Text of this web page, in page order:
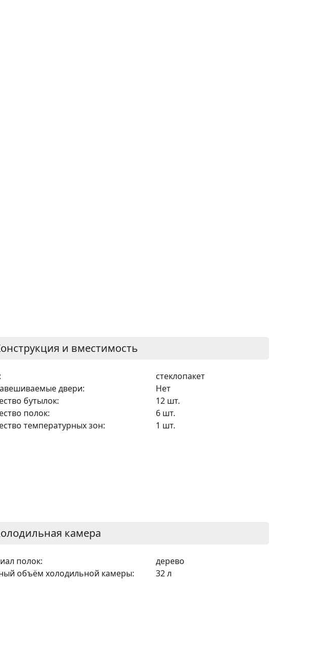
и вместимость
стеклопакет
двери:
Нет
бутылок:
12 шт.
полок:
6 шт.
температурных зон:
1 шт.
камера
полок:
дерево
объём холодильной камеры:
32 л